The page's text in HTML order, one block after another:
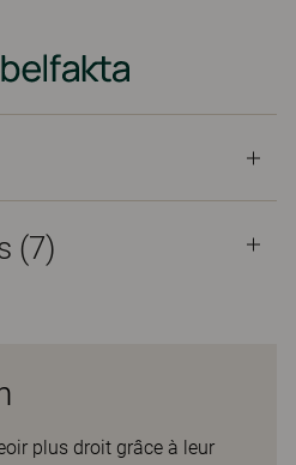
(7)
plus droit grâce à leur